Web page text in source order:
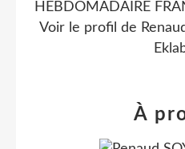
HEBDOMADAIRE
Voir le profil de
À